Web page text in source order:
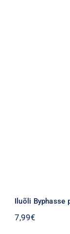
Iluõli Byphasse
7,99€